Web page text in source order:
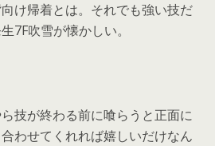
け帰着とは。それでも強い技だ
7F吹雪が懐かしい。
技が終わる前に喰らうと正面に
わせてくれれば嬉しいだけなん